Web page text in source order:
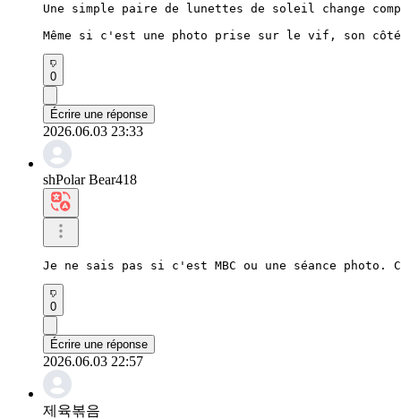
Une simple paire de lunettes de soleil change
Même si c'est une photo prise sur le vif, son
0
Écrire une réponse
2026.06.03 23:33
shPolar Bear418
Je ne sais pas si c'est MBC ou une séance
0
Écrire une réponse
2026.06.03 22:57
제육볶음